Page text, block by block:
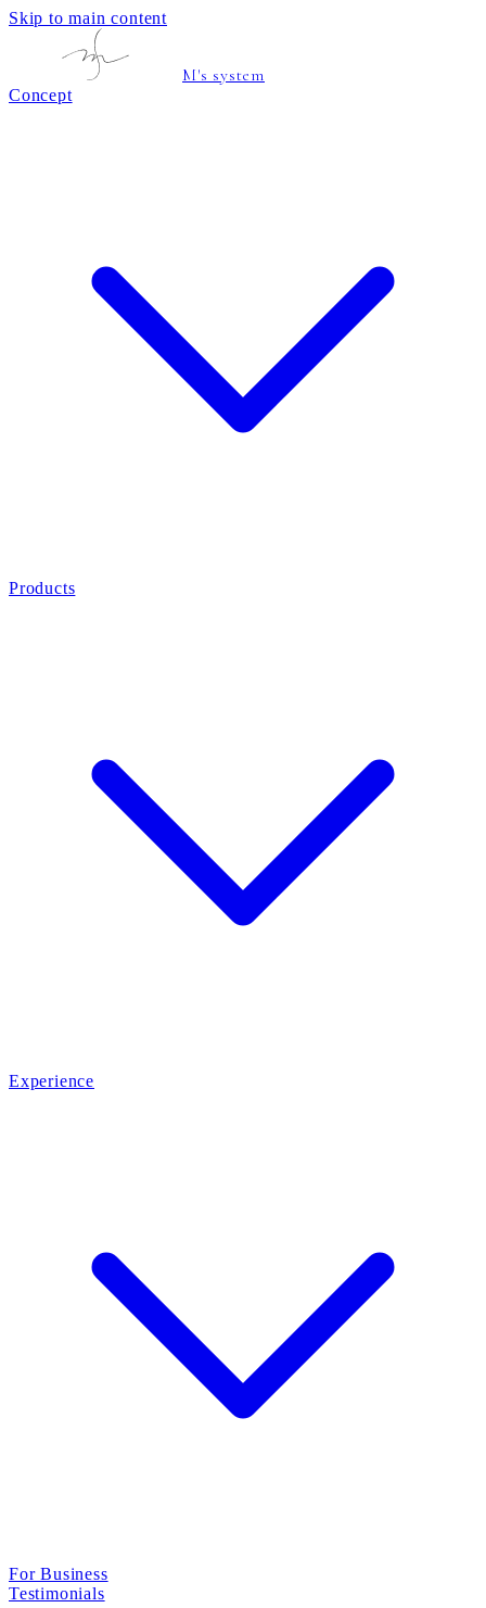
Skip to main content
M's system
Concept
Products
Experience
For Business
Testimonials